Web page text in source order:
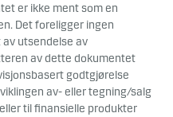
er ikke ment som en
Det foreligger ingen
utsendelse av
av dette dokumentet
godtgjørelse
av- eller tegning/salg
til finansielle produkter